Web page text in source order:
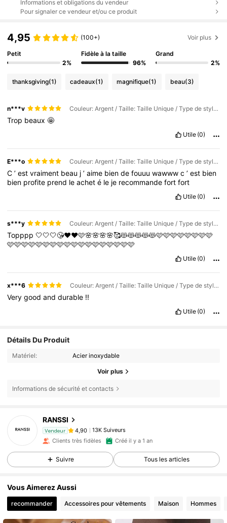
Informations et obligations du vendeur
Pour signaler ce vendeur et/ou ce produit
4,95 (100+) Voir plus
Petit
2%
Fidèle à la taille
96%
Grand
2%
thanksgiving(1) cadeaux(1) magnifique(1) beau(3)
n***v Couleur: Argent / Taille: Taille Unique / Type de style: collier chaîne
Trop beaux🤩
Utile (0)
E***o Couleur: Argent / Taille: Taille Unique / Type de style: collier chaîne
C’estvraiment beau j’aime biendefouuuwawwwc’est bien
bien profite prend leacheté le je recommandefortfort
Utile (0)
s***y Couleur: Argent / Taille: Taille Unique / Type de style: collier chaîne
Topppp🤍🤍🤍😘❤️❤️🩷🌸🌸🌸🌸🥰😻😻😻😻😻🩷🩷🩷🩷🩷🩷🩷🩷
🩷🩷🩷🩷🩷🩷🩷🩷🩷🩷🩷🩷🩷🩷🩷🩷🩷🩷
Utile (0)
x***6 Couleur: Argent / Taille: Taille Unique / Type de style: collier chaîne
Verygoodanddurable !!
Utile (0)
Détails Du Produit
Matériel: Acier inoxydable
Voir plus
Informations de sécurité et contacts
RANSSI
Vendeur
t***2 est en train de naviguer
4,90
13K Suiveurs
13K Suiveurs
4,90
Clients très fidèles Créé il y a 1 an
Suivre Tous les articles
Vous Aimerez Aussi
recommander Accessoires pour vêtements Maison Hommes